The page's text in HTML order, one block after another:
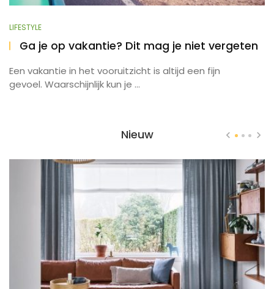
LIFESTYLE
Ga je op vakantie? Dit mag je niet vergeten
Een vakantie in het vooruitzicht is altijd een fijn
gevoel. Waarschijnlijk kun je ...
Nieuw